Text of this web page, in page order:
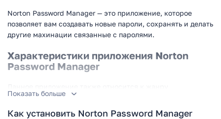
Norton Password Manager — это приложение, которое
позволяет вам создавать новые пароли, сохранять и делать
другие махинации связанные с паролями.
Характеристики приложения Norton
Password Manager
инструментов, ведь с его помощью у вас появится
Показать больше
Как установить Norton Password Manager